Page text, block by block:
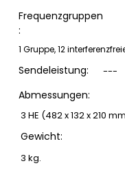
Frequenzgruppen
:
1 Gruppe, 12
Sendeleistung: ---
Abmessungen:
3 HE (482 x 132 x 210
Gewicht:
3 kg.